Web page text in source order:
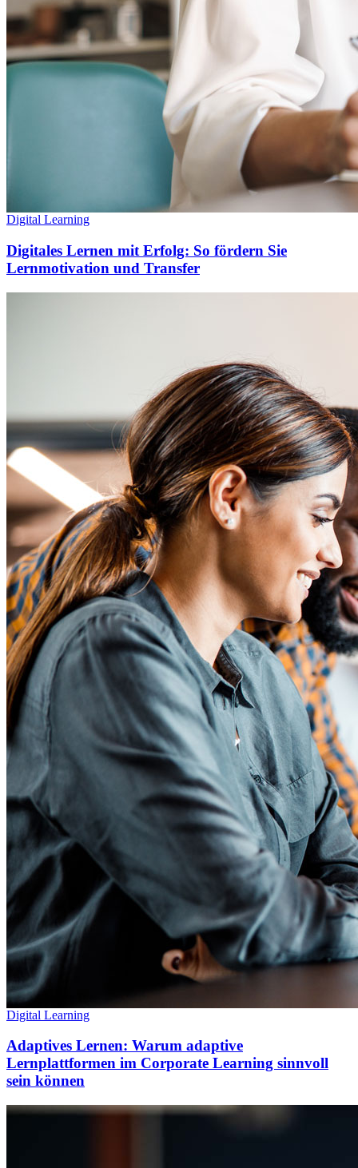
Digital Learning
Digitales Lernen mit Erfolg: So fördern Sie
Lernmotivation und Transfer
Digital Learning
Adaptives Lernen: Warum adaptive
Lernplattformen im Corporate Learning sinnvoll
sein können